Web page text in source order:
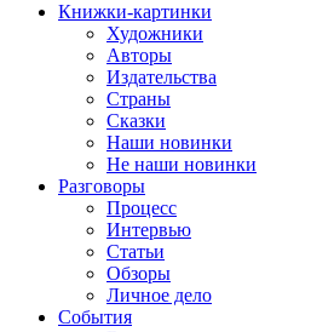
Книжки-картинки
Художники
Авторы
Издательства
Страны
Сказки
Наши новинки
Не наши новинки
Разговоры
Процесс
Интервью
Статьи
Обзоры
Личное дело
События